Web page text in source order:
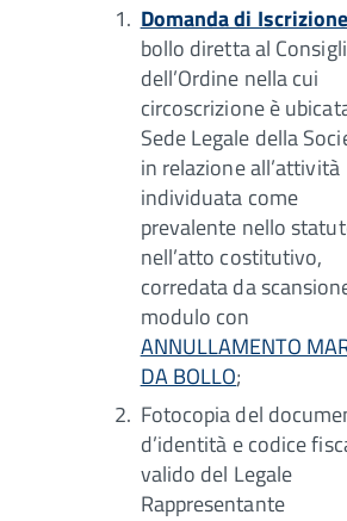
Domanda di Iscrizione
bollo diretta al
dell’Ordine nella cui
circoscrizione è
Sede Legale della
in relazione all’attività
individuata come
prevalente nello
nell’atto costitutivo,
corredata da
modulo con
ANNULLAMENTO
DA BOLLO;
Fotocopia del
d’identità e codice
valido del Legale
Rappresentante